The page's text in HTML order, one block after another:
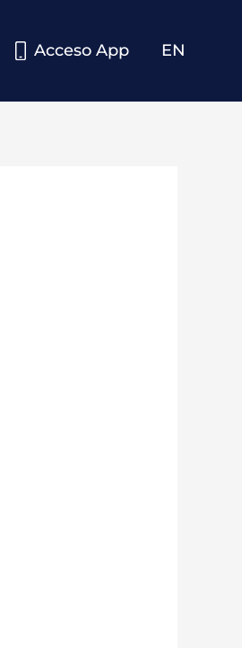
Acceso App EN